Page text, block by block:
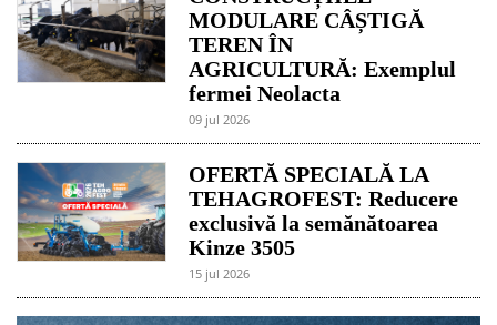
MODULARE CÂȘTIGĂ
TEREN ÎN
AGRICULTURĂ: Exemplul
fermei Neolacta
09 jul 2026
OFERTĂ SPECIALĂ LA
TEHAGROFEST: Reducere
exclusivă la semănătoarea
Kinze 3505
15 jul 2026